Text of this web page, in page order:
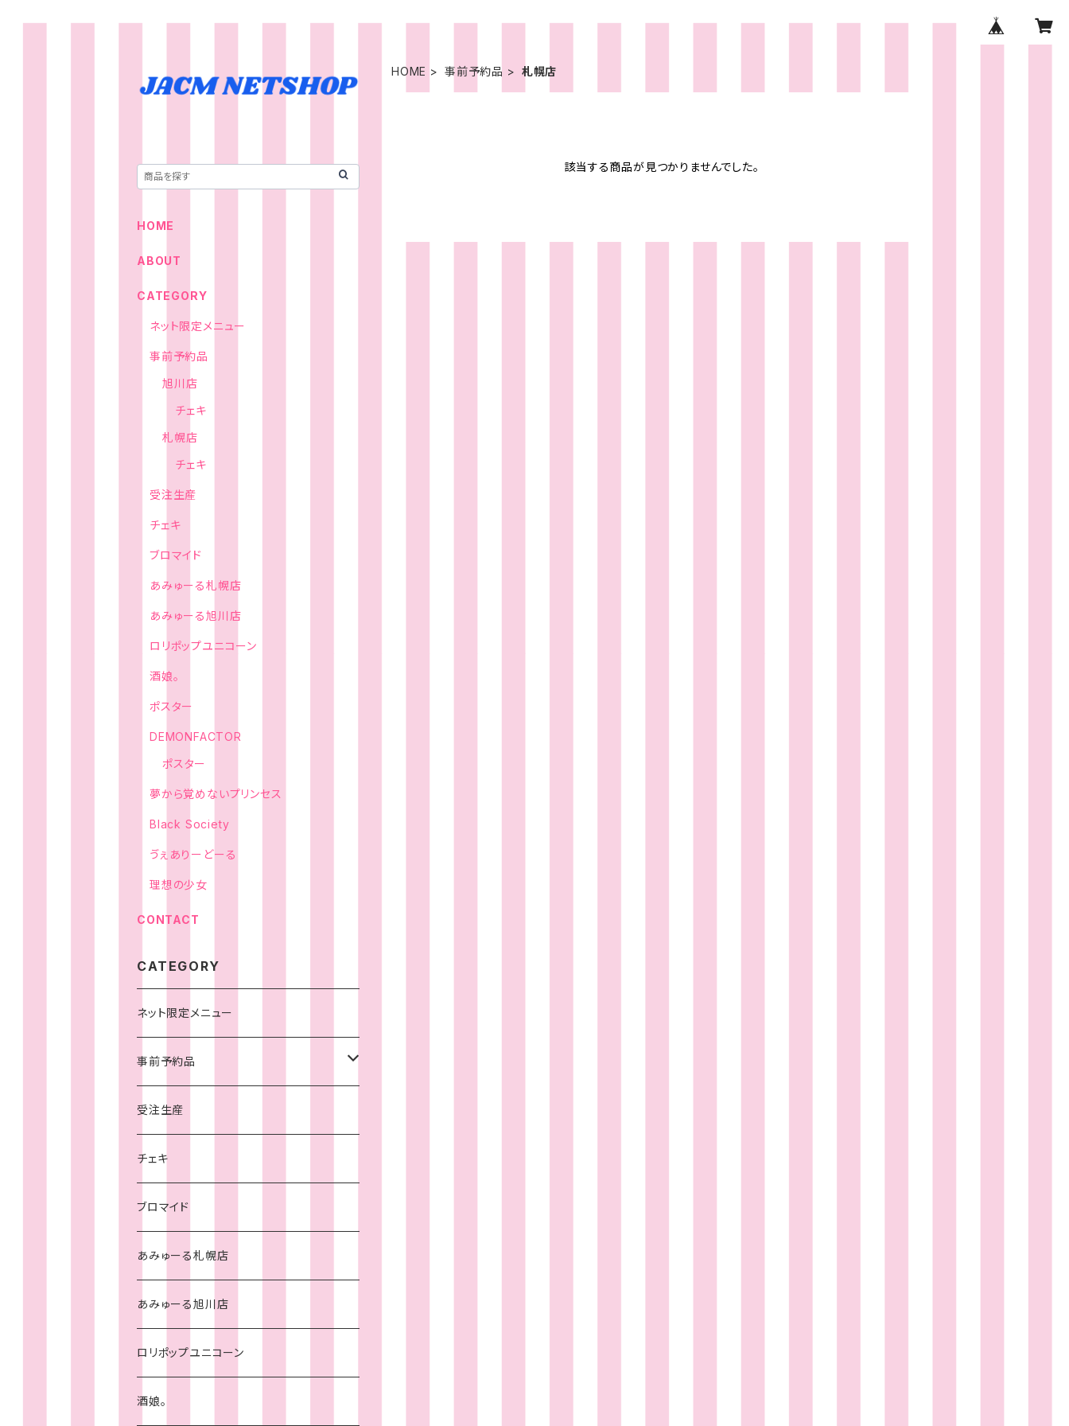
HOME 事前予約品 札幌店
該当する商品が見つかりませんでした。
HOME
ABOUT
CATEGORY
ネット限定メニュー
事前予約品
旭川店
チェキ
札幌店
チェキ
受注生産
チェキ
ブロマイド
あみゅーる札幌店
あみゅーる旭川店
ロリポップユニコーン
酒娘。
ポスター
DEMONFACTOR
ポスター
夢から覚めないプリンセス
Black Society
ゔぇありーどーる
理想の少女
CONTACT
CATEGORY
ネット限定メニュー
事前予約品
旭川店
チェキ
札幌店
チェキ
受注生産
チェキ
ブロマイド
あみゅーる札幌店
あみゅーる旭川店
ロリポップユニコーン
酒娘。